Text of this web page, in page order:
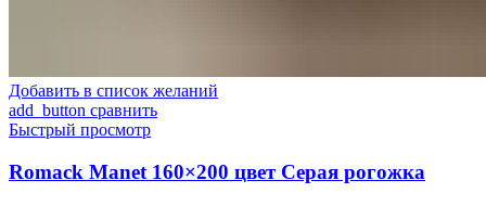
Добавить в список желаний
add_button сравнить
Быстрый просмотр
Romack Manet 160×200 цвет Серая рогожка